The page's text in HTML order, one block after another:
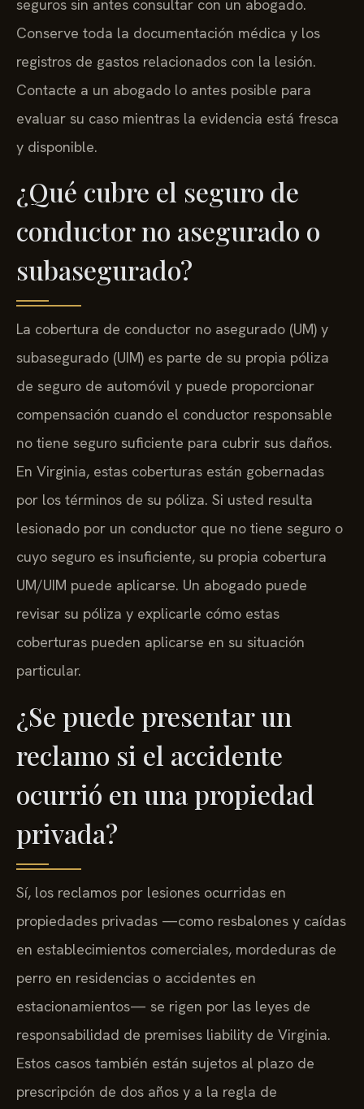
seguros sin antes consultar con un abogado.
Conserve toda la documentación médica y los
registros de gastos relacionados con la lesión.
Contacte a un abogado lo antes posible para
evaluar su caso mientras la evidencia está fresca
y disponible.
¿Qué cubre el seguro de
conductor no asegurado o
subasegurado?
La cobertura de conductor no asegurado (UM) y
subasegurado (UIM) es parte de su propia póliza
de seguro de automóvil y puede proporcionar
compensación cuando el conductor responsable
no tiene seguro suficiente para cubrir sus daños.
En Virginia, estas coberturas están gobernadas
por los términos de su póliza. Si usted resulta
lesionado por un conductor que no tiene seguro o
cuyo seguro es insuficiente, su propia cobertura
UM/UIM puede aplicarse. Un abogado puede
revisar su póliza y explicarle cómo estas
coberturas pueden aplicarse en su situación
particular.
¿Se puede presentar un
reclamo si el accidente
ocurrió en una propiedad
privada?
Sí, los reclamos por lesiones ocurridas en
propiedades privadas —como resbalones y caídas
en establecimientos comerciales, mordeduras de
perro en residencias o accidentes en
estacionamientos— se rigen por las leyes de
responsabilidad de premises liability de Virginia.
Estos casos también están sujetos al plazo de
prescripción de dos años y a la regla de